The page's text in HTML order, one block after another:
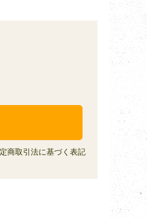
商取引法に基づく表記